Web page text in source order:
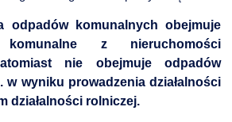
odpadów komunalnych obejmuje
z nieruchomości
nie obejmuje odpadów
w wyniku prowadzenia działalności
działalności rolniczej.